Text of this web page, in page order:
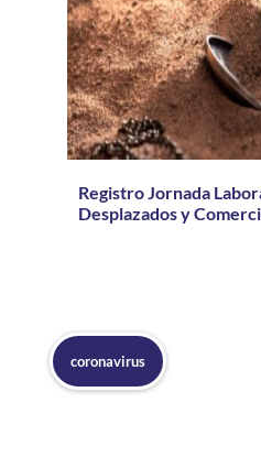
Registro Jornada
Desplazados y
coronavirus